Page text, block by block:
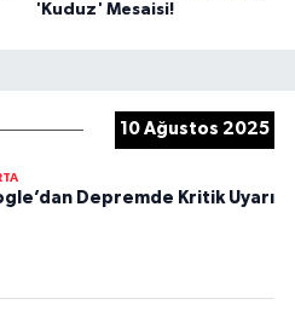
'Kuduz' Mesaisi!
10 Ağustos 2025
Depremde Kritik Uyarı